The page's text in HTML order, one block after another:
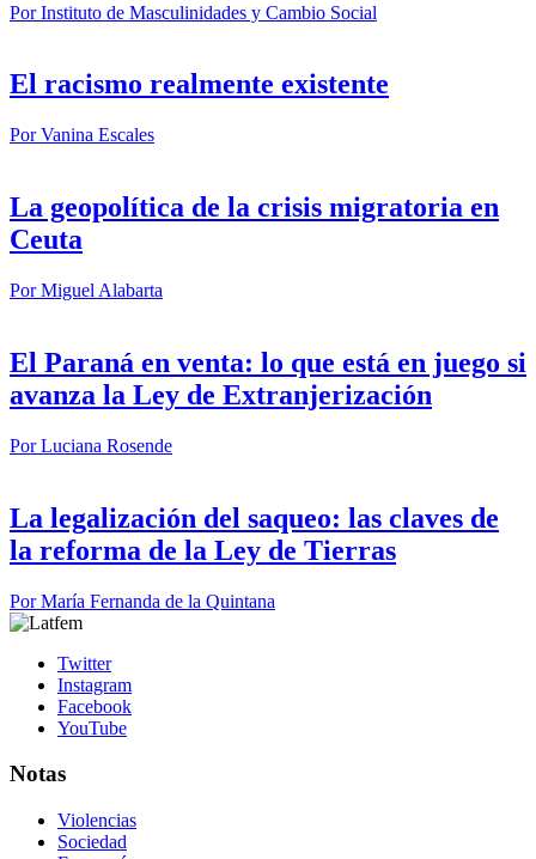
PorInstituto de Masculinidades y Cambio Social
El racismo realmente existente
PorVanina Escales
La geopolítica de la crisis migratoria en
Ceuta
PorMiguel Alabarta
El Paraná en venta: lo que está en juego si
avanza la Ley de Extranjerización
PorLuciana Rosende
La legalización del saqueo: las claves de
la reforma de la Ley de Tierras
PorMaría Fernanda de la Quintana
Twitter
Instagram
Facebook
YouTube
Notas
Violencias
Sociedad